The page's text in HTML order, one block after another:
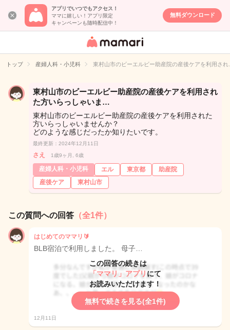
アプリでいつでもアクセス！
ママに嬉しい！アプリ限定
キャンペーンも随時配信中！
無料ダウンロード
女性専用匿名QA
イト
トップ 産婦人科・小児科 東村山市のビーエルビー助産院の産後ケアを利用さ
東村山市のビーエルビー助産院の産後ケアを利用され
た方いらっしゃいま…
東村山市のビーエルビー助産院の産後ケアを利用された
方いらっしゃいませんか？
どのような感じだったか知りたいです。
最終更新：2024年12月11日
さえ 1歳9ヶ月, 6歳
産婦人科・小児科 エル 東京都
助産院
産後ケア
東村山市
この質問への回答 （全1件）
はじめてのママリ🔰
BLB宿泊で利用しました。 母子…
この回答の続きは
「ママリ」アプリ にて
お読みいただけます！
無料で続きを見る(全1件)
12月11日